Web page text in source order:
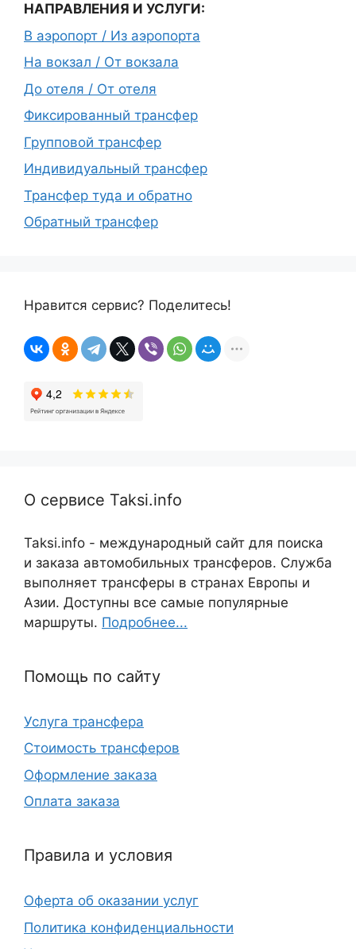
НАПРАВЛЕНИЯ И УСЛУГИ:
В аэропорт / Из аэропорта
На вокзал / От вокзала
До отеля / От отеля
Фиксированный трансфер
Групповой трансфер
Индивидуальный трансфер
Трансфер туда и обратно
Обратный трансфер
Нравится сервис? Поделитесь!
О сервисе Taksi.info
Taksi.info - международный сайт для поиска
и заказа автомобильных трансферов. Служба
выполняет трансферы в странах Европы и
Азии. Доступны все самые популярные
маршруты. Подробнее...
Помощь по сайту
Услуга трансфера
Стоимость трансферов
Оформление заказа
Оплата заказа
Правила и условия
Оферта об оказании услуг
Политика конфиденциальности